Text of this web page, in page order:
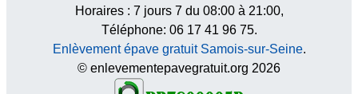
Horaires : 7 jours 7 du 08:00 à 21:00,
Téléphone: 06 17 41 96 75.
Enlèvement épave gratuit Samois-sur-Seine.
© enlevementepavegratuit.org 2026